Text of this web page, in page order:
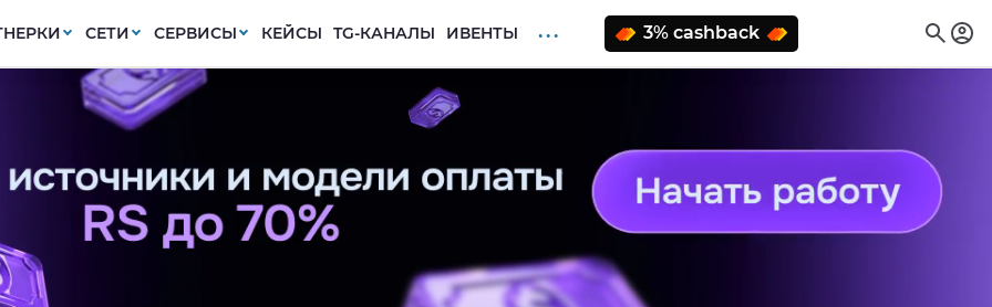
СЕТИ СЕРВИСЫ КЕЙСЫ TG-КАНАЛЫ ИВЕНТЫ . . . 3% cashback